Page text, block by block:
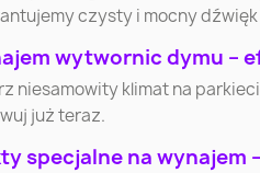
Koźle
czysty i mocny
wytwornic dymu –
niesamowity klimat na
już teraz.
specjalne na wynajem